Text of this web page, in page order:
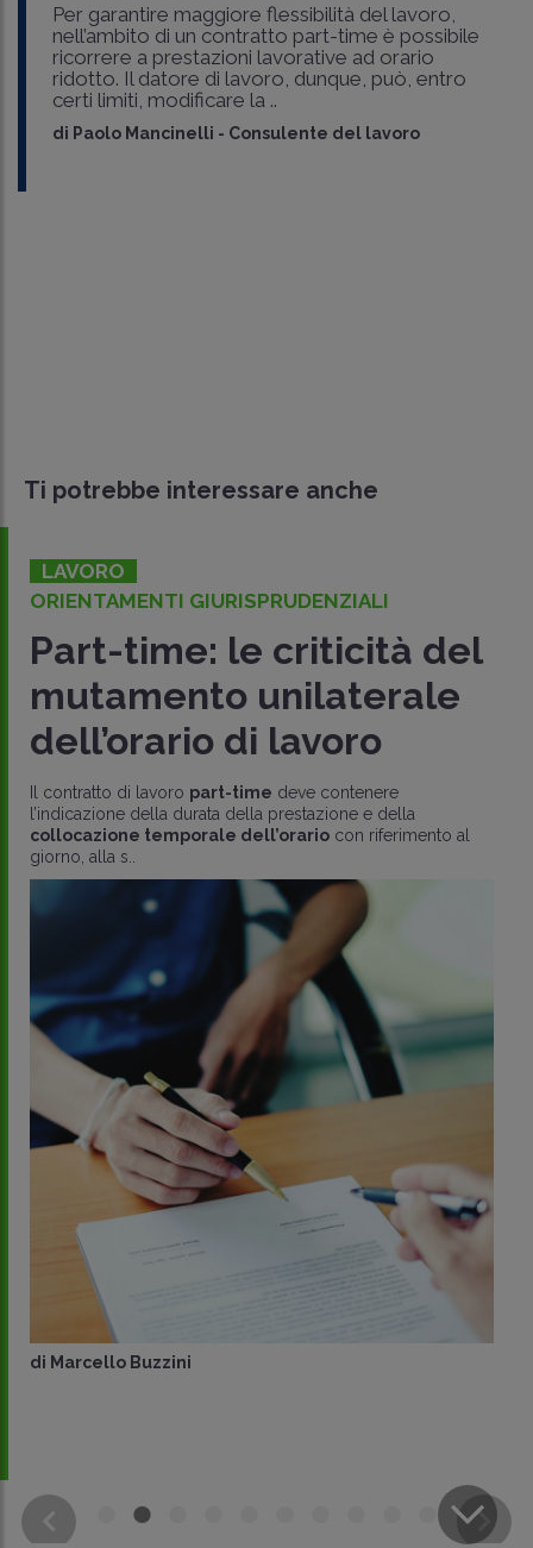
CONDIVIDI
Per garantire maggiore flessibilità del lavoro,
nell’ambito di un contratto part-time è possibile
ricorrere a prestazioni lavorative ad orario
ridotto. Il datore di lavoro, dunque, può, entro
certi limiti, modificare la ..
di Paolo Mancinelli - Consulente del lavoro
Ti potrebbe interessare anche
LAVORO
ORIENTAMENTI GIURISPRUDENZIALI
Part-time: le criticità del
mutamento unilaterale
dell’orario di lavoro
Il contratto di lavoro part-time deve contenere
l’indicazione della durata della prestazione e della
collocazione temporale dell’orario con riferimento al
giorno, alla s..
di Marcello Buzzini